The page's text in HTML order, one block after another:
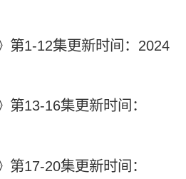
第1-12集更新时间：2024
第13-16集更新时间：
第17-20集更新时间：